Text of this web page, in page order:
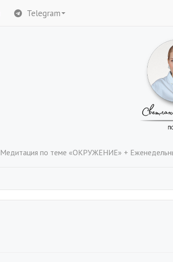
Telegram
Медитация по теме «ОКРУЖЕНИЕ» + Еженедельный